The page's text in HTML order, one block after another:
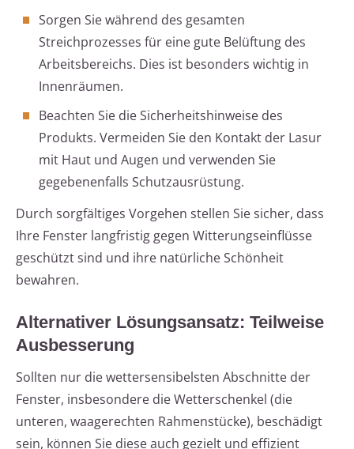
Sorgen Sie während des gesamten
Streichprozesses für eine gute Belüftung des
Arbeitsbereichs. Dies ist besonders wichtig in
Innenräumen.
Beachten Sie die Sicherheitshinweise des
Produkts. Vermeiden Sie den Kontakt der Lasur
mit Haut und Augen und verwenden Sie
gegebenenfalls Schutzausrüstung.
Durch sorgfältiges Vorgehen stellen Sie sicher, dass
Ihre Fenster langfristig gegen Witterungseinflüsse
geschützt sind und ihre natürliche Schönheit
bewahren.
Alternativer Lösungsansatz: Teilweise
Ausbesserung
Sollten nur die wettersensibelsten Abschnitte der
Fenster, insbesondere die Wetterschenkel (die
unteren, waagerechten Rahmenstücke), beschädigt
sein, können Sie diese auch gezielt und effizient